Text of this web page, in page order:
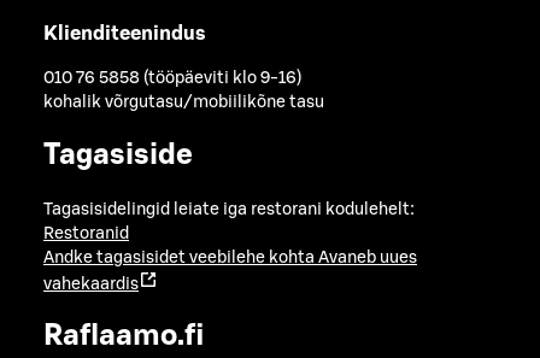
Klienditeenindus
010 76 5858 (tööpäeviti klo 9-16)
kohalik võrgutasu/mobiilikõne tasu
Tagasiside
Tagasisidelingid leiate iga restorani kodulehelt:
Restoranid
Andke tagasisidet veebilehe kohta Avaneb uues
vahekaardis
Raflaamo.fi